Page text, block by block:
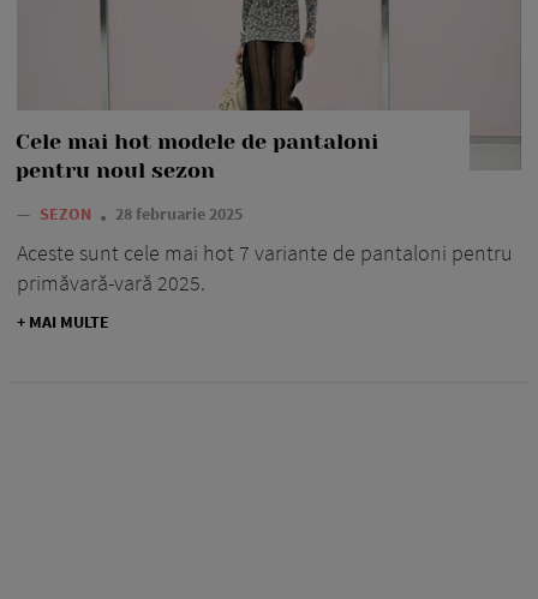
Cele mai hot modele de pantaloni
pentru noul sezon
— SEZON 28 februarie 2025
Aceste sunt cele mai hot 7 variante de pantaloni pentru
primăvară-vară 2025.
+ MAI MULTE